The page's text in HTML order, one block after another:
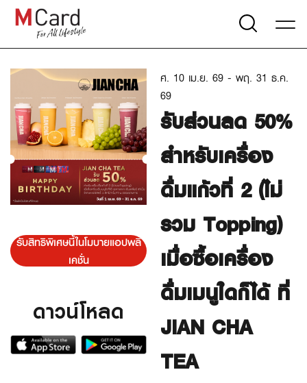
รับสิทธิพิเศษนี้ในโมบายแอปพลิ
เคชั่น
ดาวน์โหลด
ศ. 10 เม.ย. 69 - พฤ. 31 ธ.ค.
69
รับส่วนลด 50%
สำหรับเครื่อง
ดื่มแก้วที่ 2 (ไม่
รวม Topping)
เมื่อซื้อเครื่อง
ดื่มเมนูใดก็ได้ ที่
JIAN CHA
TEA